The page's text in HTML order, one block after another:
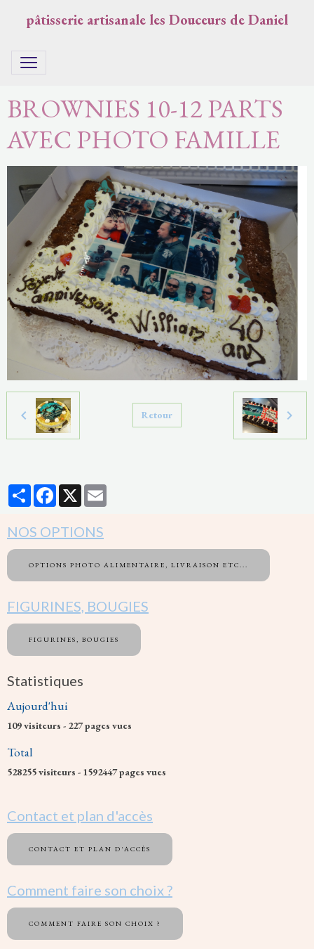
pâtisserie artisanale les Douceurs de Daniel
BROWNIES 10-12 PARTS
AVEC PHOTO FAMILLE
Retour
PartagerFacebook
X
NOS OPTIONS
OPTIONS PHOTO ALIMENTAIRE, LIVRAISON ETC...
FIGURINES, BOUGIES
FIGURINES, BOUGIES
Statistiques
Aujourd'hui
109visiteurs - 227pages vues
Total
528255visiteurs - 1592447pages vues
Contact et plan d'accès
CONTACT ET PLAN D'ACCÈS
Comment faire son choix ?
COMMENT FAIRE SON CHOIX ?